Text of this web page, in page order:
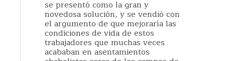
se presentó como la gran y
novedosa solución, y se vendió con
el argumento de que mejoraría las
condiciones de vida de estos
trabajadores que muchas veces
acababan en asentamientos